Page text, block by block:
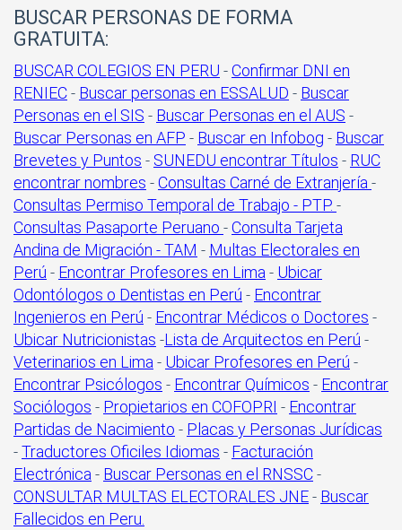
BUSCAR PERSONAS DE FORMA
GRATUITA:
BUSCAR COLEGIOS EN PERU -Confirmar DNI en
RENIEC- Buscar personas en ESSALUD - Buscar
Personas en el SIS - Buscar Personas en el AUS -
Buscar Personas en AFP - Buscar en Infobog - Buscar
Brevetes y Puntos - SUNEDU encontrar Títulos - RUC
encontrar nombres -Consultas Carné de Extranjería -
Consultas Permiso Temporal de Trabajo - PTP. -
Consultas Pasaporte Peruano -Consulta Tarjeta
Andina de Migración - TAM - Multas Electorales en
Perú - Encontrar Profesores en Lima - Ubicar
Odontólogos o Dentistas en Perú - Encontrar
Ingenieros en Perú - Encontrar Médicos o Doctores -
Ubicar Nutricionistas -Lista de Arquitectos en Perú -
Veterinarios en Lima - Ubicar Profesores en Perú -
Encontrar Psicólogos - Encontrar Químicos - Encontrar
Sociólogos - Propietarios en COFOPRI - Encontrar
Partidas de Nacimiento - Placas y Personas Jurídicas
-Traductores Oficiles Idiomas - Facturación
Electrónica - Buscar Personas en el RNSSC-
CONSULTAR MULTAS ELECTORALES JNE- Buscar
Fallecidos en Peru.